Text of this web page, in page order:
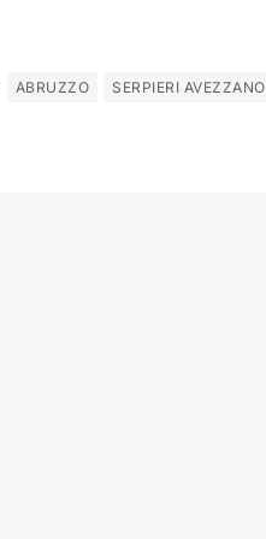
ABRUZZO SERPIERI AVEZZANO